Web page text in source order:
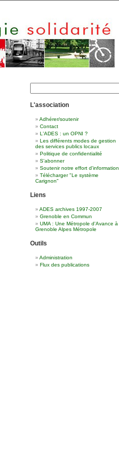
Rechercher
L'association
Adhérer/soutenir
Contact
L'ADES : un OPNI ?
Les différents modes de gestion
des services publics locaux
Politique de confidentialité
S'abonner
Soutenir notre effort d'information
Télécharger "Le système
Carignon"
Liens
ADES archives 1997-2007
Grenoble en Commun
UMA : Une Métropole d'Avance à
Grenoble Alpes Métropole
Outils
Administration
Flux des publications